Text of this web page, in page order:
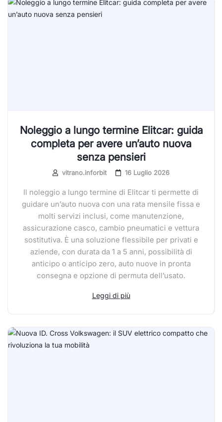
Noleggio a lungo termine Elitcar: guida
completa per avere un’auto nuova
senza pensieri
vitrano.inforbit 16 Luglio 2026
Il noleggio a lungo termine di Elitcar ti permette di
guidare un’auto nuova con una rata mensile fissa e
molti servizi inclusi, come manutenzione,
assicurazione casco, cambio pneumatici e vettura
sostitutiva. È una soluzione flessibile per privati e
aziende, con durata da 1 a 5 anni, possibilità di
anticipo o anticipo zero, auto nuove in pronta
consegna e opzione di permuta dell’usato.
Leggi di più